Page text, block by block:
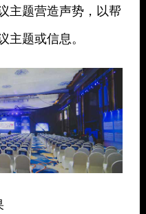
主题营造声势，以帮
题或信息。